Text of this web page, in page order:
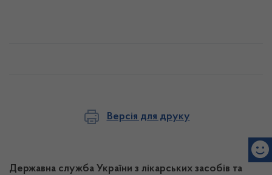
Версія для друку
Державна служба України з лікарських засобів та